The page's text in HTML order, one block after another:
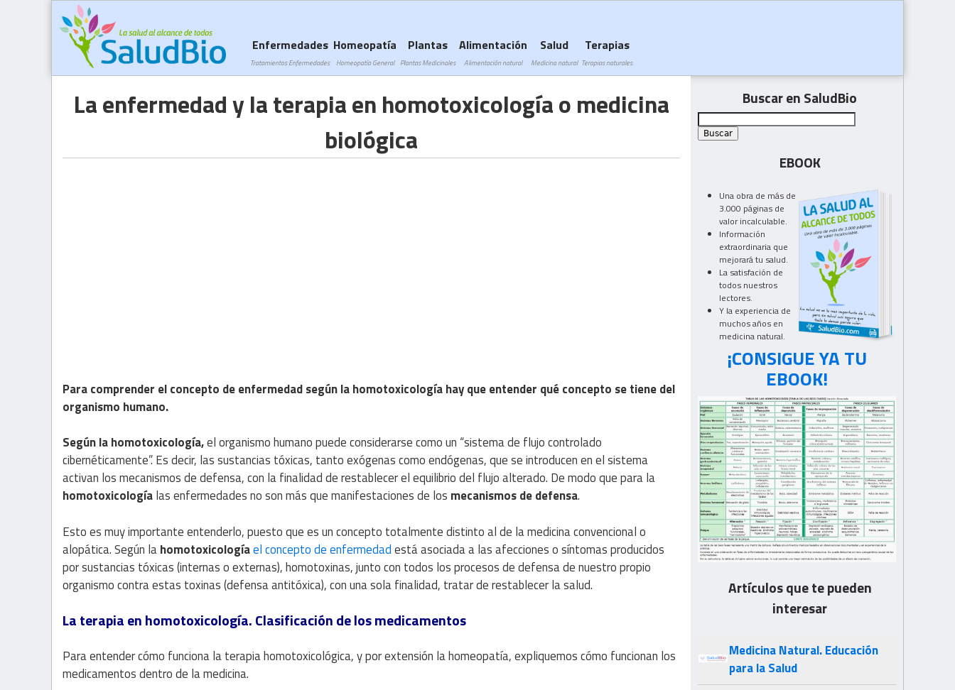
La enfermedad y la terapia en homotoxicología o medicina
biológica
Para comprender el concepto de enfermedad según la homotoxicología hay que entender qué concepto se tiene del
organismo humano.
Según la homotoxicología,el organismo humano puede considerarse como un “sistema de flujo controlado
cibernéticamente”. Es decir, las sustancias tóxicas, tanto exógenas como endógenas, que se introducen en el sistema
activan los mecanismos de defensa, con la finalidad de restablecer el equilibrio del flujo alterado. De modo que para la
homotoxicologíalas enfermedades no son más que manifestaciones de los mecanismos de defensa.
Esto es muy importante entenderlo, puesto que es un concepto totalmente distinto al de la medicina convencional o
alopática. Según lahomotoxicologíael concepto de enfermedadestá asociada a las afecciones o síntomas producidos
por sustancias tóxicas (internas o externas), homotoxinas, junto con todos los procesos de defensa de nuestro propio
organismo contra estas toxinas (defensa antitóxica), con una sola finalidad, tratar de restablecer la salud.
La terapia en homotoxicología. Clasificación de los medicamentos
Para entender cómo funciona la terapia homotoxicológica, y por extensión la homeopatía, expliquemos cómo funcionan los
medicamentos dentro de la medicina.
Enfermedades
Tratamientos Enfermedades
Homeopatía
Homeopatía General
Plantas
Plantas Medicinales
Alimentación
Alimentación natural
Salud
Medicina natural
Terapias
Terapias naturales
Buscar en SaludBio
EBOOK
Una obra de más de
3.000 páginas de
valor incalculable.
Información
extraordinaria que
mejorará tu salud.
La satisfación de
todos nuestros
lectores.
Y la experiencia de
muchos años en
medicina natural.
¡CONSIGUE YA TU
EBOOK!
Artículos que te pueden
interesar
Medicina Natural. Educación
para la Salud